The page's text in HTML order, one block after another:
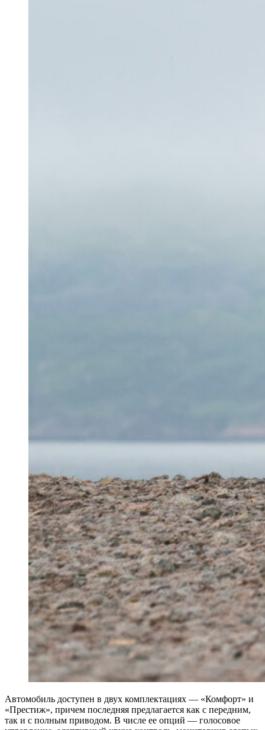
Автомобиль доступен в двух комплектациях — «Комфорт» и
«Престиж», причем последняя предлагается как с передним,
так и с полным приводом. В числе ее опций — голосовое